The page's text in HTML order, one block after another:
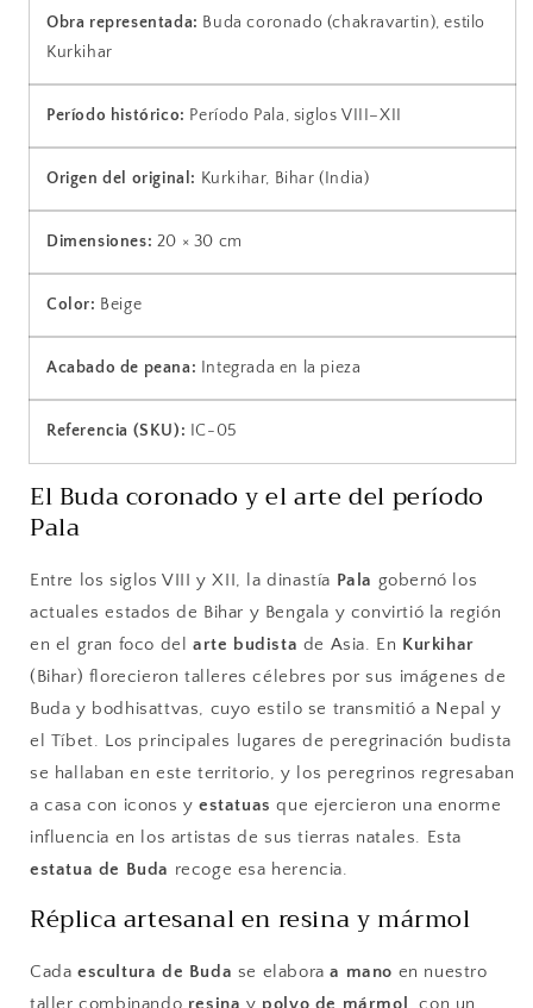
Obra representada: Buda coronado (chakravartin), estilo
Kurkihar
Período histórico: Período Pala, siglos VIII–XII
Origen del original: Kurkihar, Bihar (India)
Dimensiones: 20 × 30 cm
Color: Beige
Acabado de peana: Integrada en la pieza
Referencia (SKU): IC-05
El Buda coronado y el arte del período
Pala
Entre los siglos VIII y XII, la dinastía Pala gobernó los
actuales estados de Bihar y Bengala y convirtió la región
en el gran foco del arte budista de Asia. En Kurkihar
(Bihar) florecieron talleres célebres por sus imágenes de
Buda y bodhisattvas, cuyo estilo se transmitió a Nepal y
el Tíbet. Los principales lugares de peregrinación budista
se hallaban en este territorio, y los peregrinos regresaban
a casa con iconos y estatuas que ejercieron una enorme
influencia en los artistas de sus tierras natales. Esta
estatua de Buda recoge esa herencia.
Réplica artesanal en resina y mármol
Cada escultura de Buda se elaboraa mano en nuestro
taller combinando resina y polvo de mármol , con un